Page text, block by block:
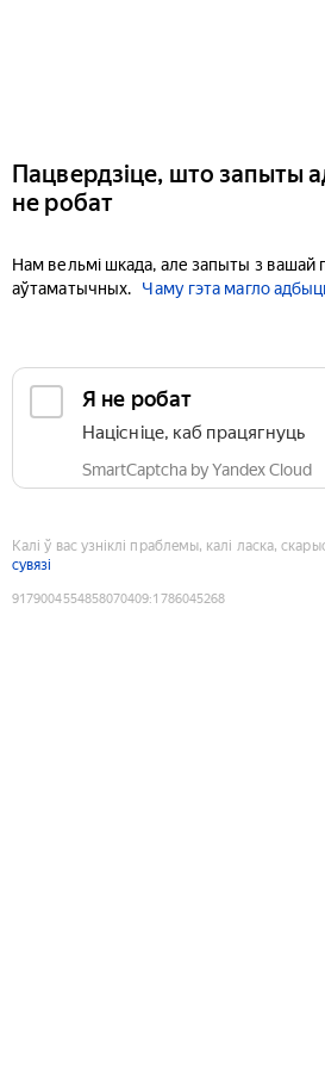
Пацвердзіце, што запыты
не робат
Нам вельмі шкада, але запыты з
аўтаматычных.
Чаму гэта магло
Я не робат
Націсніце, каб працягнуць
SmartCaptcha by Yandex Cloud
Калі ў вас узніклі праблемы, калі ласка,
сувязі
9179004554858070409:1786045268